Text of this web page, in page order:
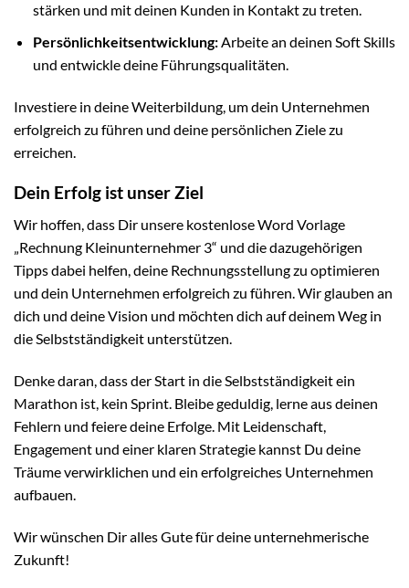
stärken und mit deinen Kunden in Kontakt zu treten.
Persönlichkeitsentwicklung:Arbeite an deinen Soft Skills
und entwickle deine Führungsqualitäten.
Investiere in deine Weiterbildung, um dein Unternehmen
erfolgreich zu führen und deine persönlichen Ziele zu
erreichen.
Dein Erfolg ist unser Ziel
Wir hoffen, dass Dir unsere kostenlose Word Vorlage
„Rechnung Kleinunternehmer 3“ und die dazugehörigen
Tipps dabei helfen, deine Rechnungsstellung zu optimieren
und dein Unternehmen erfolgreich zu führen. Wir glauben an
dich und deine Vision und möchten dich auf deinem Weg in
die Selbstständigkeit unterstützen.
Denke daran, dass der Start in die Selbstständigkeit ein
Marathon ist, kein Sprint. Bleibe geduldig, lerne aus deinen
Fehlern und feiere deine Erfolge. Mit Leidenschaft,
Engagement und einer klaren Strategie kannst Du deine
Träume verwirklichen und ein erfolgreiches Unternehmen
aufbauen.
Wir wünschen Dir alles Gute für deine unternehmerische
Zukunft!